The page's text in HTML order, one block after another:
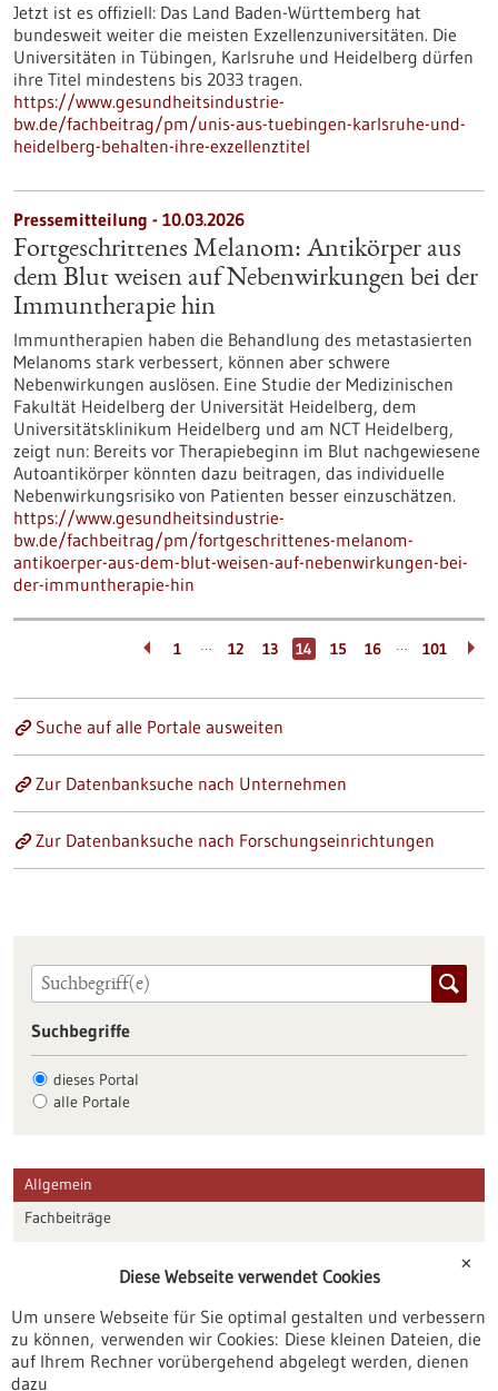
Jetzt ist es offiziell: Das Land Baden-Württemberg hat
bundesweit weiter die meisten Exzellenzuniversitäten. Die
Universitäten in Tübingen, Karlsruhe und Heidelberg dürfen
ihre Titel mindestens bis 2033 tragen.
https://www.gesundheitsindustrie-
bw.de/fachbeitrag/pm/unis-aus-tuebingen-karlsruhe-und-
heidelberg-behalten-ihre-exzellenztitel
Pressemitteilung - 10.03.2026
Fortgeschrittenes Melanom: Antikörper aus
dem Blut weisen auf Nebenwirkungen bei der
Immuntherapie hin
Immuntherapien haben die Behandlung des metastasierten
Melanoms stark verbessert, können aber schwere
Nebenwirkungen auslösen. Eine Studie der Medizinischen
Fakultät Heidelberg der Universität Heidelberg, dem
Universitätsklinikum Heidelberg und am NCT Heidelberg,
zeigt nun: Bereits vor Therapiebeginn im Blut nachgewiesene
Autoantikörper könnten dazu beitragen, das individuelle
Nebenwirkungsrisiko von Patienten besser einzuschätzen.
https://www.gesundheitsindustrie-
bw.de/fachbeitrag/pm/fortgeschrittenes-melanom-
antikoerper-aus-dem-blut-weisen-auf-nebenwirkungen-bei-
der-immuntherapie-hin
1 … 12 13 14 15 16 … 101
Suche auf alle Portale ausweiten
Zur Datenbanksuche nach Unternehmen
Zur Datenbanksuche nach Forschungseinrichtungen
Suchbegriffe
dieses Portal
alle Portale
Allgemein
Fachbeiträge
Veranstaltungen
Erscheinungsdatum
✕
Diese Webseite verwendet Cookies
Um unsere Webseite für Sie optimal gestalten und verbessern
zu können, verwenden wir Cookies: Diese kleinen Dateien, die
auf Ihrem Rechner vorübergehend abgelegt werden, dienen
dazu